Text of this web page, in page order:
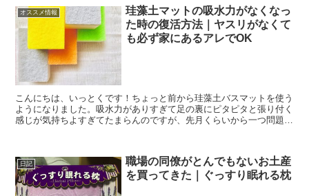
オススメ情報
珪藻土マットの吸水力がなくなっ
た時の復活方法｜ヤスリがなくて
も必ず家にあるアレでOK
こんにちは、いっとくです！ちょっと前から珪藻土バスマットを使う
ようになりました。吸水力がありすぎて足の裏にピタピタと張り付く
感じが気持ちよすぎてたまらんのですが、先月くらいから一つ問題が
日記
職場の同僚がとんでもないお土産
を買ってきた｜ぐっすり眠れる枕